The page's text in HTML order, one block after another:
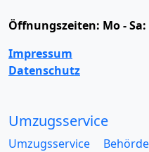
Öffnungszeiten: Mo -
Impressum
Datenschutz
Umzugsservice
Umzugsservice